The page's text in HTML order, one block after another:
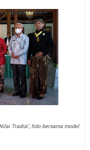
Tradisi’, foto bersama model